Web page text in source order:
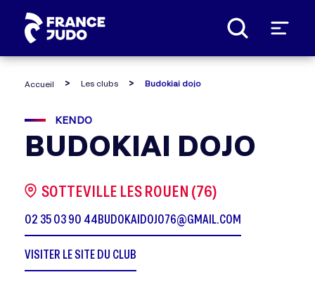
Accueil Les clubs Budokiai dojo
KENDO
BUDOKIAI DOJO
SOTTEVILLE LES ROUEN (76)
02 35 03 90 44BUDOKAIDOJO76@GMAIL.COM
VISITER LE SITE DU CLUB